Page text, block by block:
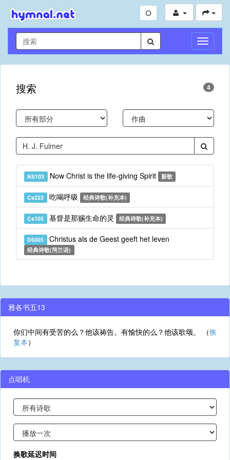
切
换
导
搜索 4
NS103 Now Christ is the life-giving Spirit 新歌
Cs223 吃喝呼吸 经典诗歌(补充本)
Cs105 基督是那赐生命的灵 经典诗歌(补充本)
D6005 Christus als de Geest geeft het leven
经典诗歌(菏兰语)
雅各书五13
你们中间有受苦的么？他该祷告。有愉快的么？他该歌颂。 （恢
复本）
点唱机
换歌延迟时间